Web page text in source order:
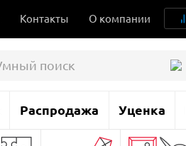
Контакты О компании
Распродажа Уценка